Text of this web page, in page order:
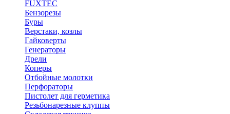
FUXTEC
Бензорезы
Буры
Верстаки, козлы
Гайковерты
Генераторы
Дрели
Коперы
Отбойные молотки
Перфораторы
Пистолет для герметика
Резьбонарезные клуппы